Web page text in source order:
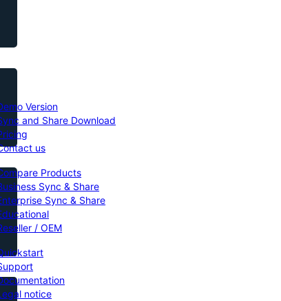
Version
and Share Download
us
Products
Sync & Share
Sync & Share
/ OEM
notice